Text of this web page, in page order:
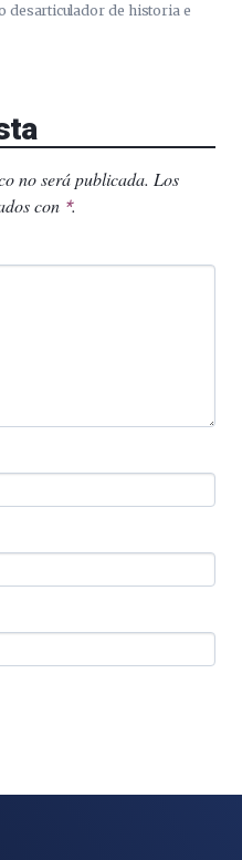
desarticulador de historia e
no será publicada. Los
con *.